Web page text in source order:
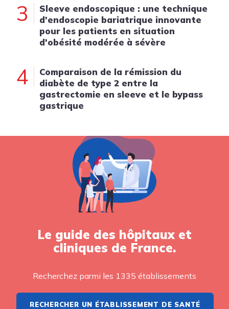
3
Sleeve endoscopique : une technique
d'endoscopie bariatrique innovante
pour les patients en situation
d'obésité modérée à sévère
4
Comparaison de la rémission du
diabète de type 2 entre la
gastrectomie en sleeve et le bypass
gastrique
Le guide des hôpitaux et
cliniques de France.
Recherchez parmi les 1335 établissements
RECHERCHER UN ÉTABLISSEMENT DE SANTÉ